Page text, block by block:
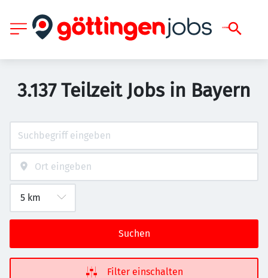
3.137 Teilzeit Jobs in Bayern
Suchen
Filter einschalten